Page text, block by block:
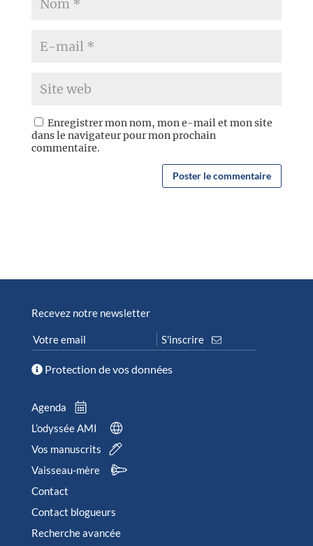
Enregistrer mon nom, mon e-mail et mon site
dans le navigateur pour mon prochain
commentaire.
Recevez notre newsletter
Protection de vos données
Agenda
L’odyssée AMI
Vos manuscrits
Vaisseau-mère
Contact
Contact blogueurs
Recherche avancée